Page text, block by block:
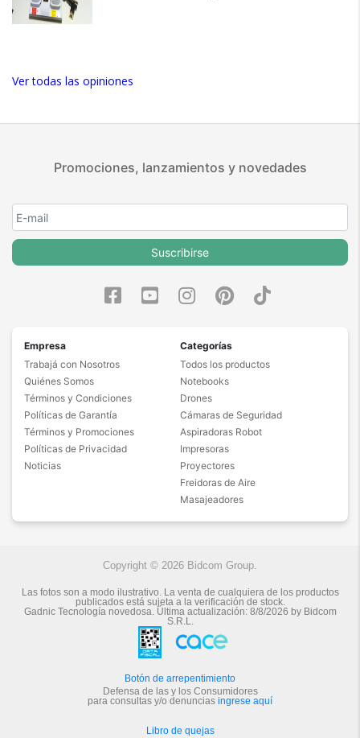
Ver todas las opiniones
Promociones, lanzamientos y novedades
Suscribirse
Empresa
Trabajá con Nosotros
Quiénes Somos
Términos y Condiciones
Políticas de Garantía
Términos y Promociones
Políticas de Privacidad
Noticias
Categorías
Todos los productos
Notebooks
Drones
Cámaras de Seguridad
Aspiradoras Robot
Impresoras
Proyectores
Freidoras de Aire
Masajeadores
Copyright © 2026 Bidcom Group.
Las fotos son a modo ilustrativo. La venta de cualquiera de los productos
publicados está sujeta a la verificación de stock.
Gadnic Tecnología novedosa.Última actualización: 8/8/2026 by Bidcom
S.R.L.
Botón de arrepentimiento
Defensa de las y los Consumidores
para consultas y/o denuncias ingrese aquí
Libro de quejas